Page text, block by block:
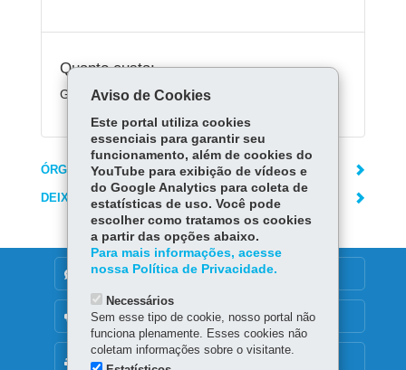
Quanto custa:
Gratuito
ÓRGÃO RESPONSÁVEL
DEIXE SUA OPINIÃO
DENUNCIE CORRUPÇÃO
OUVIDORIA
Aviso de Cookies
Este portal utiliza cookies
essenciais para garantir seu
funcionamento, além de cookies do
YouTube para exibição de vídeos e
do Google Analytics para coleta de
estatísticas de uso. Você pode
escolher como tratamos os cookies
a partir das opções abaixo.
Para mais informações, acesse
nossa Política de Privacidade.
Necessários
Sem esse tipo de cookie, nosso portal não
funciona plenamente. Esses cookies não
coletam informações sobre o visitante.